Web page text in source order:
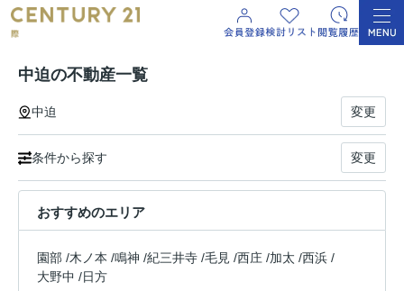
中迫の不動産一覧
中迫 変更
条件から探す 変更
おすすめのエリア
園部 /木ノ本 /鳴神 /紀三井寺 /毛見 /西庄 /加太 /西浜 /
大野中 /日方